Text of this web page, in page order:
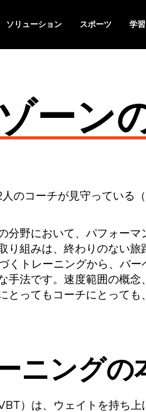
ソリューション スポーツ 学習
ーン
分野において、パフォー
り組みは、終わりのない
くトレーニングから、バ
手法です。速度範囲の概
とってもコーチにとっても
ニングの
）は、ウェイトを持ち